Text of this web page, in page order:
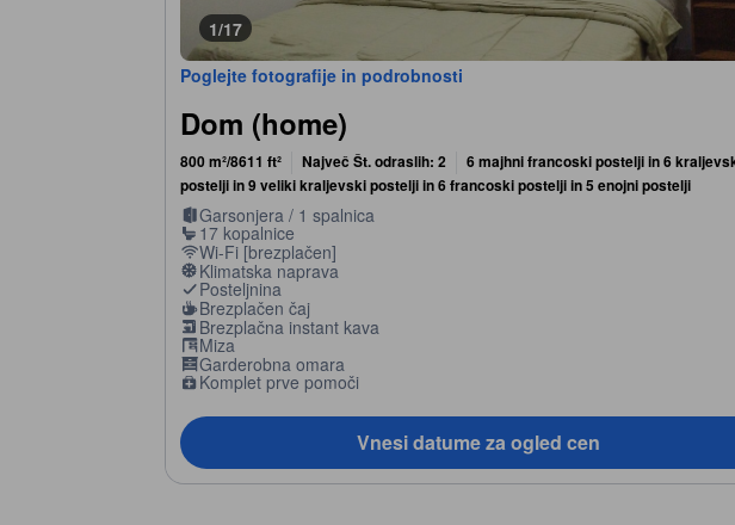
1/17
Poglejte fotografije in podrobnosti
Dom (home)
800 m²/8611 ft² Največ Št. odraslih: 2
6 majhni francoski postelji in 6
postelji in 9 veliki kraljevski postelji in 6 francoski postelji in 5 enojni postelji
Garsonjera / 1 spalnica
17 kopalnice
Wi-Fi [brezplačen]
Klimatska naprava
Posteljnina
Brezplačen čaj
Brezplačna instant kava
Miza
Garderobna omara
Komplet prve pomoči
Vnesi datume za ogled cen